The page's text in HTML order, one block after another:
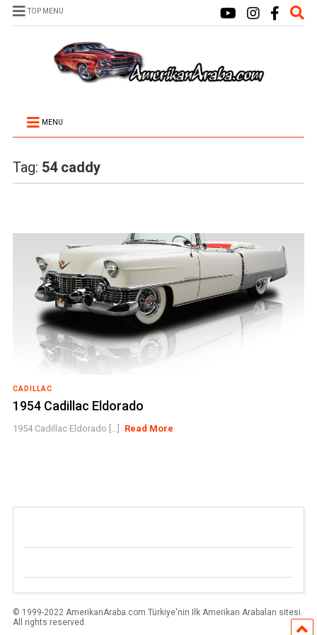
TOP MENU
MENU
Tag: 54 caddy
CADILLAC
1954 Cadillac Eldorado
1954 Cadillac Eldorado [...] Read More
© 1999-2022 AmerikanAraba.com Türkiye'nin Ilk Amerikan Arabaları sitesi.
All rights reserved.